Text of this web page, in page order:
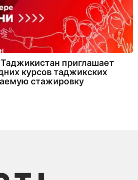
приглашает
курсов таджикских
стажировку